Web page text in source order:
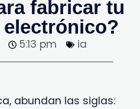
fabricar tu
5:13 pm ia
abundan las siglas: